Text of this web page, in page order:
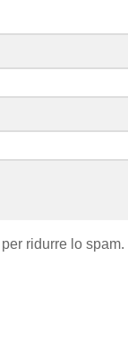
ridurre lo spam.